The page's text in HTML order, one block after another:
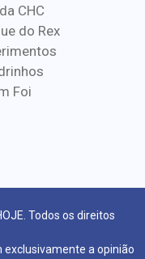
CHC
do Rex
Foi
Todos os direitos
a opinião